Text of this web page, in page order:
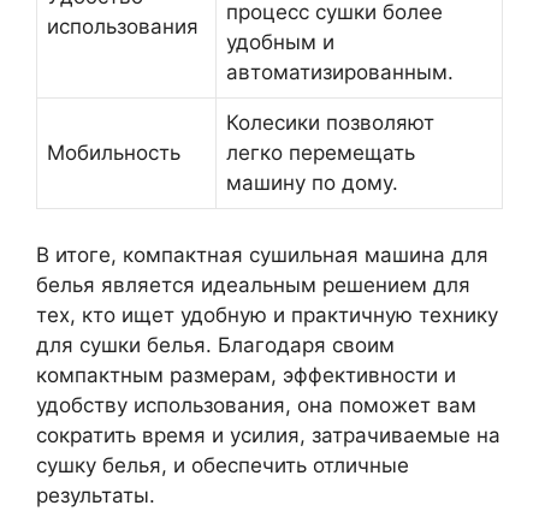
использования
процесс сушки более
удобным и
автоматизированным.
Мобильность
Колесики позволяют
легко перемещать
машину по дому.
В итоге, компактная сушильная машина для
белья является идеальным решением для
тех, кто ищет удобную и практичную технику
для сушки белья. Благодаря своим
компактным размерам, эффективности и
удобству использования, она поможет вам
сократить время и усилия, затрачиваемые на
сушку белья, и обеспечить отличные
результаты.